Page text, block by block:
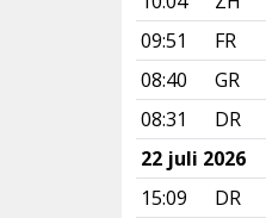
09:51
FR
08:40
GR
08:31
DR
22 juli 2026
15:09
DR